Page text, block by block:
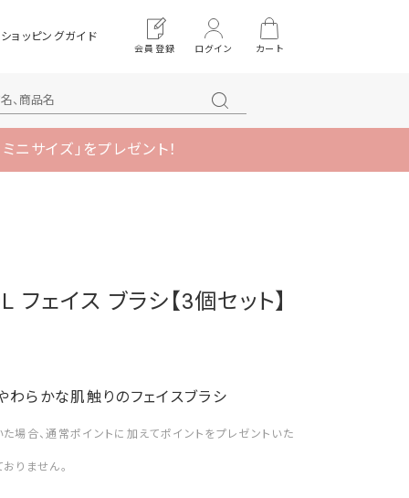
ショッピングガイド
会員登録 ログイン カート
ニサイズ」をプレゼント！
ェイス ブラシ【3個セット】
わらかな肌触りのフェイスブラシ
場合、通常ポイントに加えてポイントをプレゼントいた
りません。